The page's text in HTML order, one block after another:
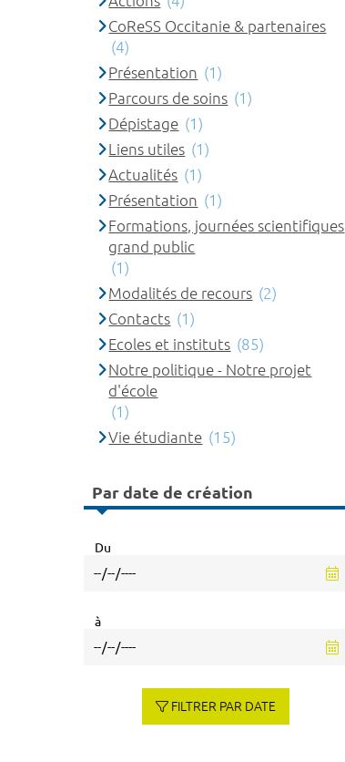
CoReSS Occitanie & partenaires
(4)
Présentation (1)
Parcours de soins (1)
Dépistage (1)
Liens utiles (1)
Actualités (1)
Présentation (1)
Formations, journées scientifiques
grand public
(1)
Modalités de recours (2)
Contacts (1)
Ecoles et instituts (85)
Notre politique - Notre projet
d'école
(1)
Vie étudiante (15)
Par date de création
Du
à
FILTRER PAR DATE